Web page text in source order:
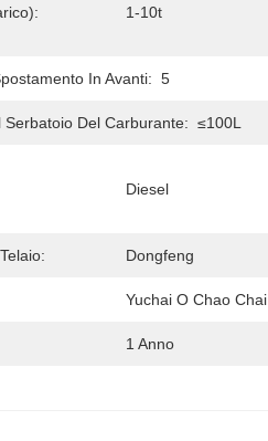
1-10t
In Avanti: 5
Serbatoio Del Carburante: ≤100L
Diesel
Dongfeng
Yuchai O Chao Chai
1 Anno